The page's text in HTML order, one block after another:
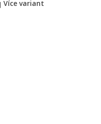
Více variant